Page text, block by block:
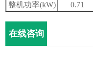
整机功率(kW) 0.71
在线咨询